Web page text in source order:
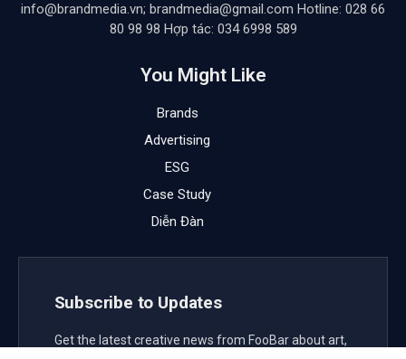
info@brandmedia.vn; brandmedia@gmail.com Hotline: 028 66
80 98 98 Hợp tác: 034 6998 589
You Might Like
Brands
Advertising
ESG
Case Study
Diễn Đàn
Subscribe to Updates
Get the latest creative news from FooBar about art,